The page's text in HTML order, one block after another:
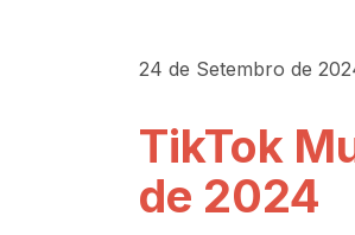
24 de Setembro de
TikTok
de 2024